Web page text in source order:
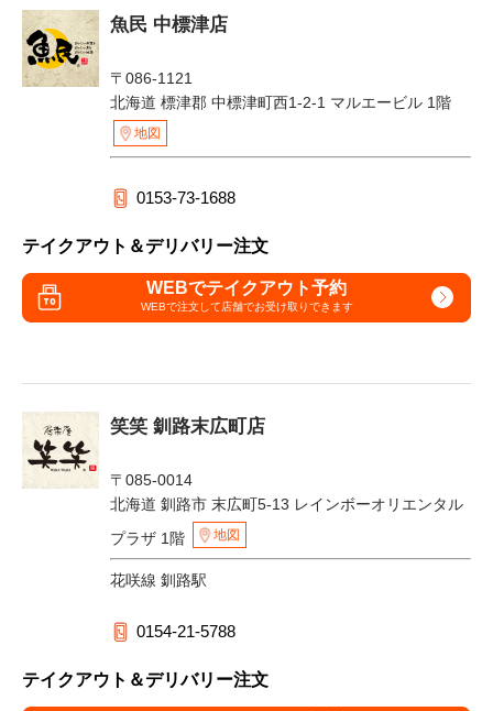
魚民 中標津店
〒086-1121
北海道 標津郡 中標津町西1-2-1 マルエービル 1階
地図
0153-73-1688
テイクアウト＆デリバリー注文
WEBでテイクアウト予約
WEBで注文して店舗でお受け取りできます
笑笑 釧路末広町店
〒085-0014
北海道 釧路市 末広町5-13 レインボーオリエンタル
プラザ 1階
地図
花咲線 釧路駅
0154-21-5788
テイクアウト＆デリバリー注文